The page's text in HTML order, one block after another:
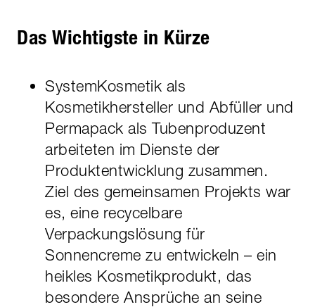
Das Wichtigste in Kürze
SystemKosmetik als
Kosmetikhersteller und Abfüller und
Permapack als Tubenproduzent
arbeiteten im Dienste der
Produktentwicklung zusammen.
Ziel des gemeinsamen Projekts war
es, eine recycelbare
Verpackungslösung für
Sonnencreme zu entwickeln – ein
heikles Kosmetikprodukt, das
besondere Ansprüche an seine